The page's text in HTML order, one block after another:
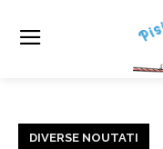
DIVERSE NOUTATI